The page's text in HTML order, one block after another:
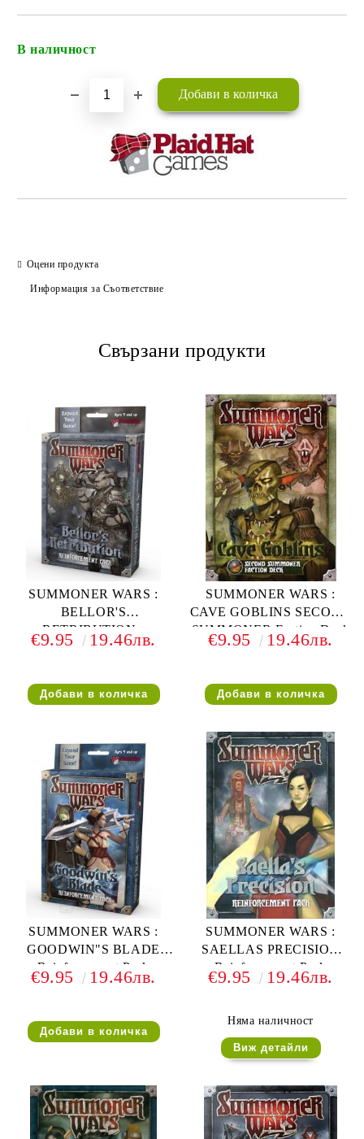
В наличност
Оцени продукта
Информация за Съответствие
Свързани продукти
SUMMONER WARS :
BELLOR'S
RETRIBUTION -
Reinforcement Pack
€9.95 19.46лв.
SUMMONER WARS :
CAVE GOBLINS SECOND
SUMMONER Faction Deck
€9.95 19.46лв.
SUMMONER WARS :
GOODWIN"S BLADE
Reinforcement Pack
€9.95 19.46лв.
SUMMONER WARS :
SAELLAS PRECISION
Reinforcement Pack
€9.95 19.46лв.
Няма наличност
Виж детайли